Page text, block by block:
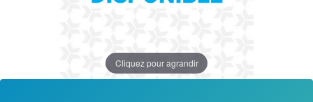
Cliquez pour agrandir